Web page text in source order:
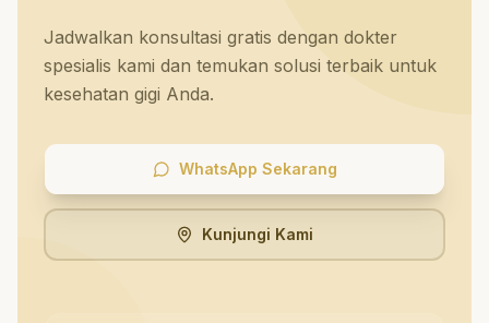
Jadwalkan konsultasi gratis dengan dokter
spesialis kami dan temukan solusi terbaik untuk
kesehatan gigi Anda.
WhatsApp Sekarang
Kunjungi Kami